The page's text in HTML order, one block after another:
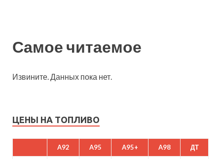
Самое читаемое
Извините. Данных пока нет.
ЦЕНЫ НА ТОПЛИВО
A92 A95 A95+ A98 ДТ